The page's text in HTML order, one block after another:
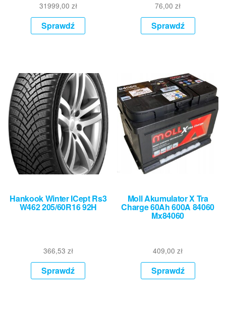
31999,00 zł
Sprawdź
76,00zł
Sprawdź
Hankook Winter ICept Rs3
W462 205/60R16 92H
366,53 zł
Sprawdź
Moll Akumulator X Tra
Charge 60Ah 600A 84060
Mx84060
409,00zł
Sprawdź